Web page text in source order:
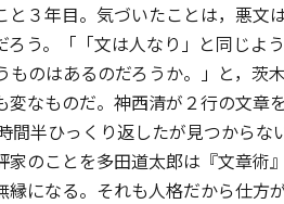
３年目。気づいたことは，悪文
う。「「文は人なり」と同じよ
のはあるのだろうか。」と，茨
なものだ。神西清が２行の文
半ひっくり返したが見つから
のことを多田道太郎は『文章
になる。それも人格だから仕